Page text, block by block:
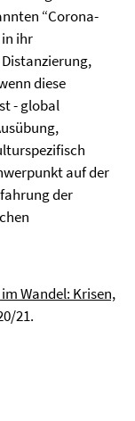
“Corona-
ihr
diese
- global
auf der
der
Wandel: Krisen,
21.